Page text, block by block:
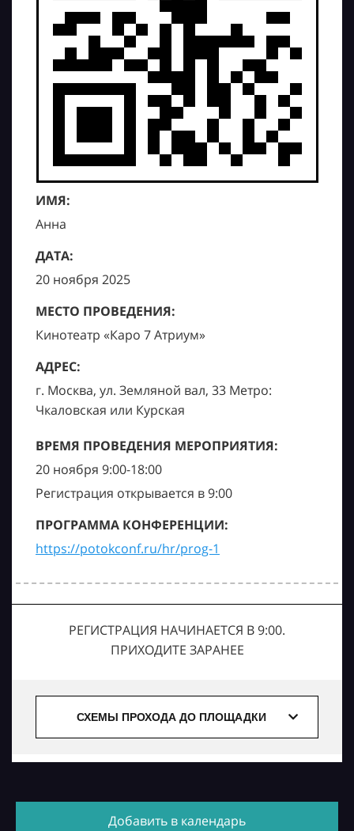
ИМЯ:
Анна
ДАТА:
20 ноября 2025
МЕСТО ПРОВЕДЕНИЯ:
Кинотеатр «Каро 7 Атриум»
АДРЕС:
г. Москва, ул. Земляной вал, 33 Метро:
Чкаловская или Курская
ВРЕМЯ ПРОВЕДЕНИЯ МЕРОПРИЯТИЯ:
20 ноября 9:00-18:00
Регистрация открывается в 9:00
ПРОГРАММА КОНФЕРЕНЦИИ:
https://potokconf.ru/hr/prog-1
РЕГИСТРАЦИЯ НАЧИНАЕТСЯ В 9:00.
ПРИХОДИТЕ ЗАРАНЕЕ
СХЕМЫ ПРОХОДА ДО ПЛОЩАДКИ
Добавить в календарь